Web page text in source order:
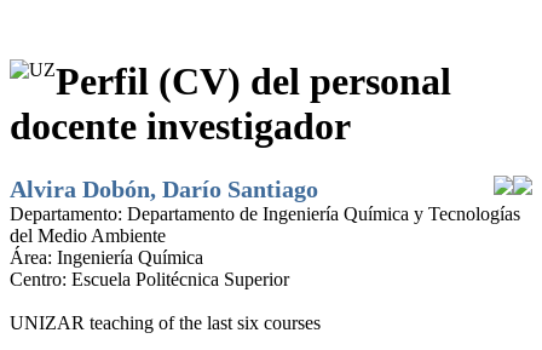
Perfil (CV) del personal
docente investigador
Alvira Dobón, Darío Santiago
Departamento: Departamento de Ingeniería Química y Tecnologías
del Medio Ambiente
Área: Ingeniería Química
Centro: Escuela Politécnica Superior
UNIZAR teaching of the last six courses